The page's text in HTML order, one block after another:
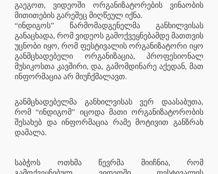
გაეგოთ, ვიდეოში ორგანიზატორების ვინაობის
მითითების გარეშეც მიღწეულ იქნა.
“ინდიგოს” წარმომადგენელმა განხილვისას
განაცხადა, რომ ვიდეოს გამოქვეყნებამდე მათთვის
უცნობი იყო, რომ ფესტივალის ორგანიზატორი იყო
განმცხადებელი ორგანიზაცია, პროფესიონალ
მუსიკოსთა კავშირი, და, გამომდინარე აქედან, მათ
ინფორმაცია არ მიუჩქმალავთ.
განმცხადებელმა განხილვისას ვერ დაასაბუთა,
რომ “ინდიგომ” იცოდა მათი ორგანიზატორობის
შესახებ და ინფორმაცია რამე მოტივით განზრახ
დამალა.
საბჭოს ოთხმა წევრმა მიიჩნია, რომ